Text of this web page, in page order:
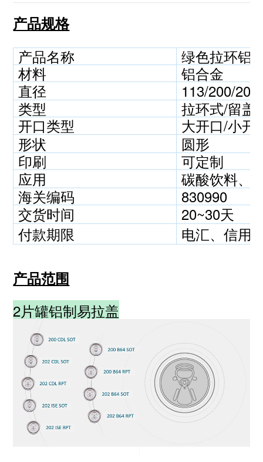
产品规格
产品名称
绿色拉环铝
材料
铝合金
直径
113/200/
类型
拉环式/留盖
开口类型
大开口/小开
形状
圆形
印刷
可定制
应用
碳酸饮料、
海关编码
830990
交货时间
20~30天
付款期限
电汇、信用
产品范围
2片罐铝制易拉盖